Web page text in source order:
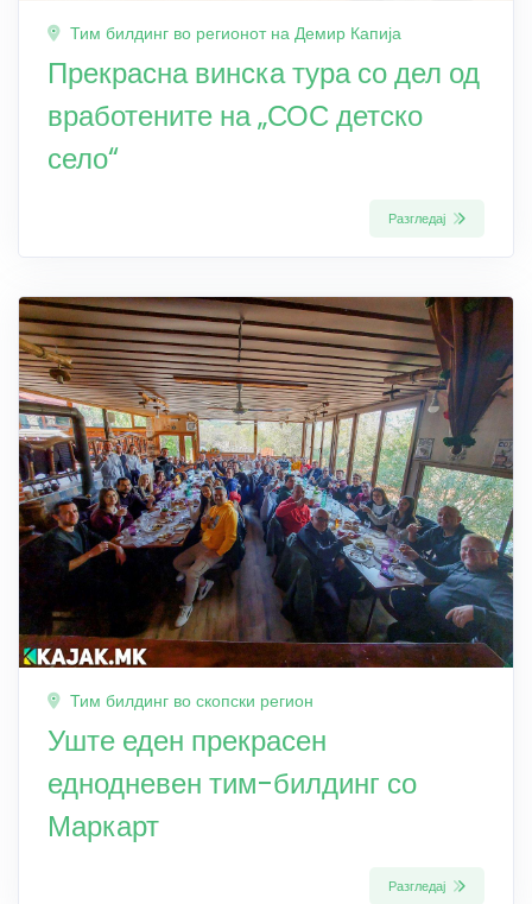
Тим билдинг во регионот на Демир Капија
Прекрасна винска тура со дел од
вработените на „СОС детско
село“
Разгледај
Тим билдинг во скопски регион
Уште еден прекрасен
еднодневен тим-билдинг со
Маркарт
Разгледај